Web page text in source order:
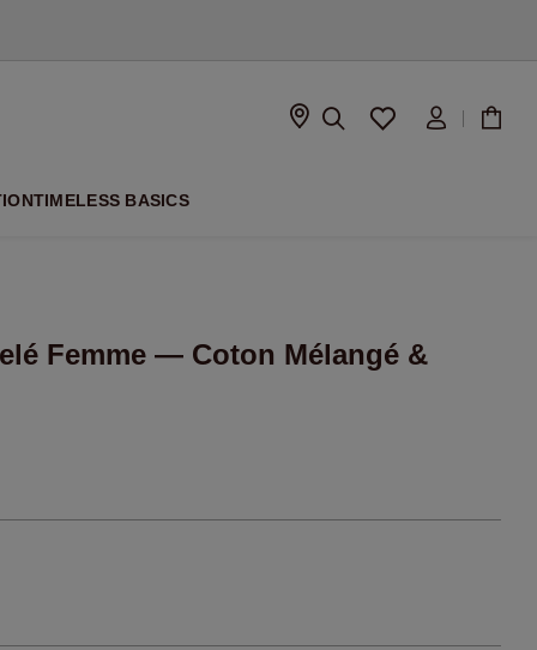
TIMELESS BASICS
Femme — Coton Mélangé &